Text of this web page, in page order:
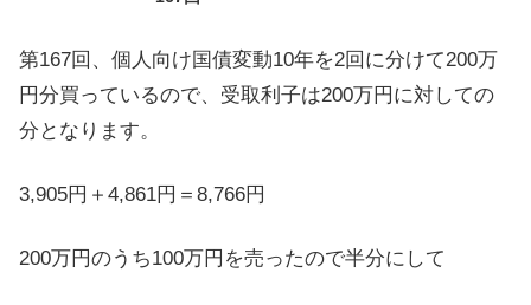
第167回、個人向け国債変動10年を2回に分けて200万
円分買っているので、受取利子は200万円に対しての
分となります。
3,905円＋4,861円＝8,766円
200万円のうち100万円を売ったので半分にして